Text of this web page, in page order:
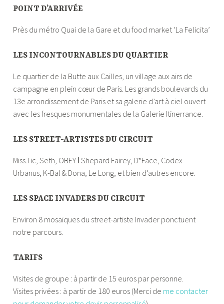
POINT D’ARRIVÉE
Près du métro Quai de la Gare et du food market ‘La Felicita’
LES INCONTOURNABLES DU QUARTIER
Le quartier de la Butte aux Cailles, un village aux airs de
campagne en plein cœur de Paris. Les grands boulevards du
13e arrondissement de Paris et sa galerie d’art à ciel ouvert
avec les fresques monumentales de la Galerie Itinerrance.
LES STREET-ARTISTES DU CIRCUIT
Miss.Tic, Seth, OBEY ǀ Shepard Fairey, D*Face, Codex
Urbanus, K-Bal & Dona, Le Long, et bien d’autres encore.
LES SPACE INVADERS DU CIRCUIT
Environ 8 mosaïques du street-artiste Invader ponctuent
notre parcours.
TARIFS
Visites de groupe : à partir de 15 euros par personne.
Visites privées : à partir de 180 euros (Merci de me contacter